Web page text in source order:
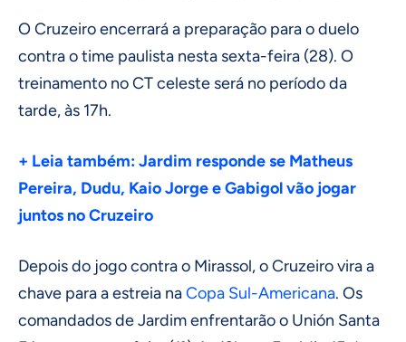
O Cruzeiro encerrará a preparação para o duelo
contra o time paulista nesta sexta-feira (28). O
treinamento no CT celeste será no período da
tarde, às 17h.
+ Leia também: Jardim responde se Matheus
Pereira, Dudu, Kaio Jorge e Gabigol vão jogar
juntos no Cruzeiro
Depois do jogo contra o Mirassol, o Cruzeiro vira a
chave para a estreia naCopa Sul-Americana. Os
comandados de Jardim enfrentarão o Unión Santa